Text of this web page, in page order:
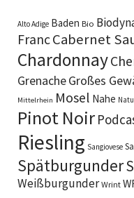
Alto Adige Baden Bio
FrancCabernet
Chardonnay
GrenacheGroßes
Mittelrhein Mosel Nahe
Pinot Noir
Riesling Sangiovese
Spätburgunder
Weißburgunder Wrint